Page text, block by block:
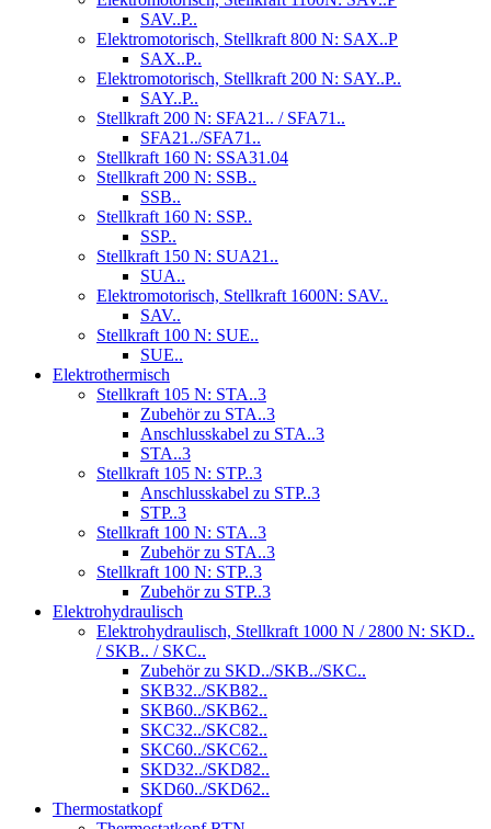
SAV..P..
Elektromotorisch, Stellkraft 800 N: SAX..P
SAX..P..
Elektromotorisch, Stellkraft 200 N: SAY..P..
SAY..P..
Stellkraft 200 N: SFA21.. / SFA71..
SFA21../SFA71..
Stellkraft 160 N: SSA31.04
Stellkraft 200 N: SSB..
SSB..
Stellkraft 160 N: SSP..
SSP..
Stellkraft 150 N: SUA21..
SUA..
Elektromotorisch, Stellkraft 1600N: SAV..
SAV..
Stellkraft 100 N: SUE..
SUE..
Elektrothermisch
Stellkraft 105 N: STA..3
Zubehör zu STA..3
Anschlusskabel zu STA..3
STA..3
Stellkraft 105 N: STP..3
Anschlusskabel zu STP..3
STP..3
Stellkraft 100 N: STA..3
Zubehör zu STA..3
Stellkraft 100 N: STP..3
Zubehör zu STP..3
Elektrohydraulisch
Elektrohydraulisch, Stellkraft 1000 N / 2800 N: SKD..
/ SKB.. / SKC..
Zubehör zu SKD../SKB../SKC..
SKB32../SKB82..
SKB60../SKB62..
SKC32../SKC82..
SKC60../SKC62..
SKD32../SKD82..
SKD60../SKD62..
Thermostatkopf